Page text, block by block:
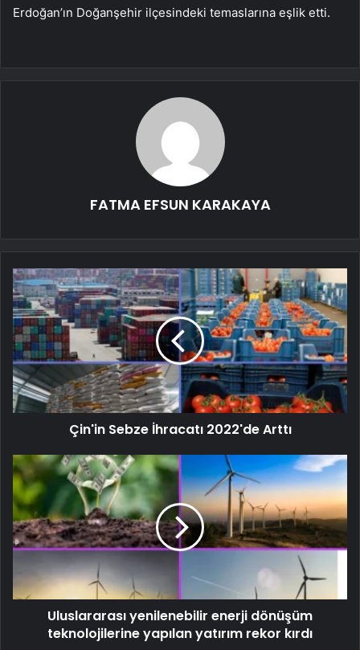
Erdoğan’ın Doğanşehir ilçesindeki temaslarına eşlik etti.
FATMA EFSUN KARAKAYA
Çin'in Sebze İhracatı 2022'de Arttı
Uluslararası yenilenebilir enerji dönüşüm
teknolojilerine yapılan yatırım rekor kırdı